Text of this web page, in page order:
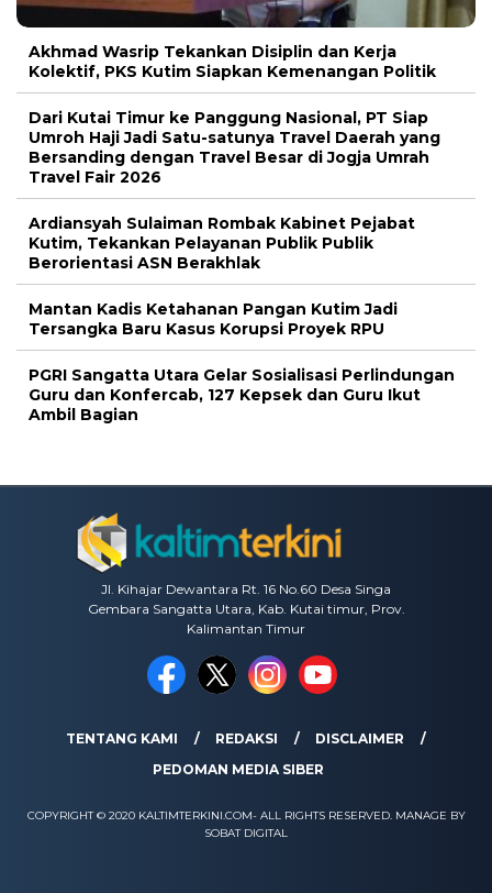
Akhmad Wasrip Tekankan Disiplin dan Kerja
Kolektif, PKS Kutim Siapkan Kemenangan Politik
Dari Kutai Timur ke Panggung Nasional, PT Siap
Umroh Haji Jadi Satu-satunya Travel Daerah yang
Bersanding dengan Travel Besar di Jogja Umrah
Travel Fair 2026
Ardiansyah Sulaiman Rombak Kabinet Pejabat
Kutim, Tekankan Pelayanan Publik Publik
Berorientasi ASN Berakhlak
Mantan Kadis Ketahanan Pangan Kutim Jadi
Tersangka Baru Kasus Korupsi Proyek RPU
PGRI Sangatta Utara Gelar Sosialisasi Perlindungan
Guru dan Konfercab, 127 Kepsek dan Guru Ikut
Ambil Bagian
Jl. Kihajar Dewantara Rt. 16 No.60 Desa Singa
Gembara Sangatta Utara, Kab. Kutai timur, Prov.
Kalimantan Timur
TENTANG KAMI REDAKSI
DISCLAIMER
PEDOMAN MEDIA SIBER
COPYRIGHT © 2020 KALTIMTERKINI.COM- ALL RIGHTS RESERVED. MANAGE BY
SOBAT DIGITAL